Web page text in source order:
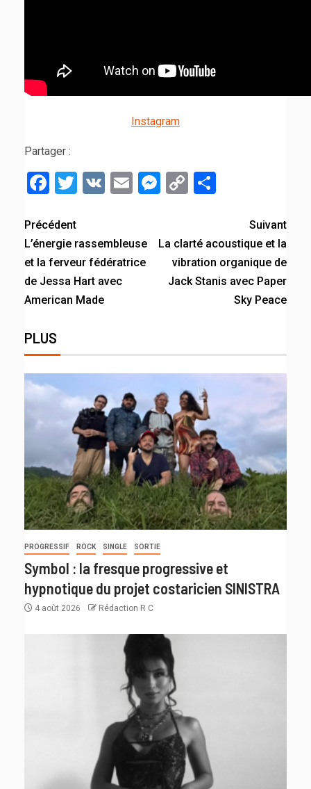
Instagram
Partager :
Facebook
Twitter
VK EmailMessenger
Copy
Précédent
L’énergie rassembleuse
et la ferveur fédératrice
de Jessa Hart avec
American Made
Suivant
La clarté acoustique et la
vibration organique de
Jack Stanis avec Paper
Sky Peace
PLUS
PROGRESSIF ROCK SINGLE SORTIE
Symbol : la fresque progressive et
hypnotique du projet costaricien SINISTRA
4 août 2026 Rédaction R C